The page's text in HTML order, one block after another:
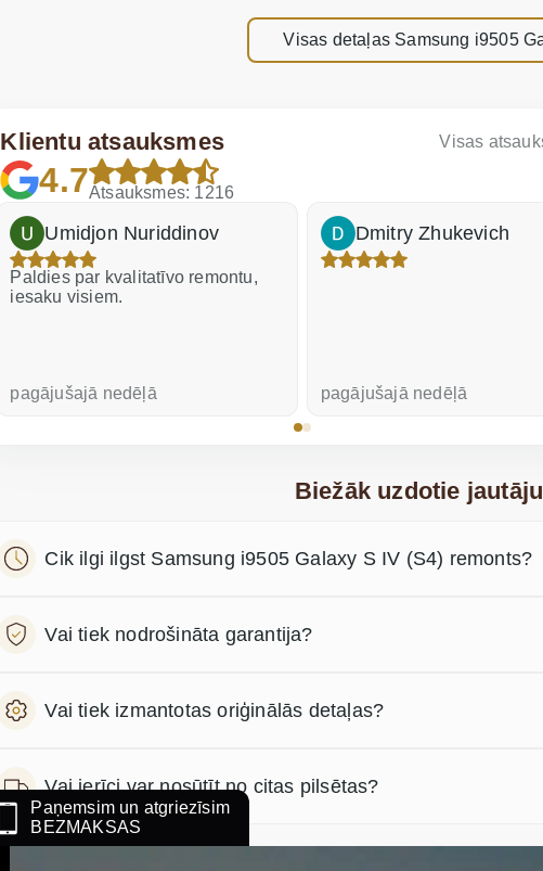
Visas detaļas Samsung i9505
Klientu atsauksmes Visas
4.7Atsauksmes: 1216
Umidjon Nuriddinov
Paldies par kvalitatīvo remontu,
iesaku visiem.
pagājušajā nedēļā
Dmitry Zhukevich
pagājušajā nedēļā
Biežāk uzdotie
Cik ilgi ilgst Samsung i9505 Galaxy S IV (S4) remonts?
Vai tiek nodrošināta garantija?
Vai tiek izmantotas oriģinālās detaļas?
Vai ierīci var nosūtīt no citas pilsētas?
Paņemsim un atgriezīsim
BEZMAKSAS